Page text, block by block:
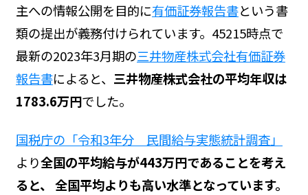
主への情報公開を目的に有価証券報告書という書
類の提出が義務付けられています。45215時点で
最新の2023年3月期の三井物産株式会社有価証券
報告書によると、 三井物産株式会社の平均年収は
1783.6万円でした。
国税庁の「令和3年分 民間給与実態統計調査」
より全国の平均給与が443万円であることを考え
ると、 全国平均よりも高い水準となっています。